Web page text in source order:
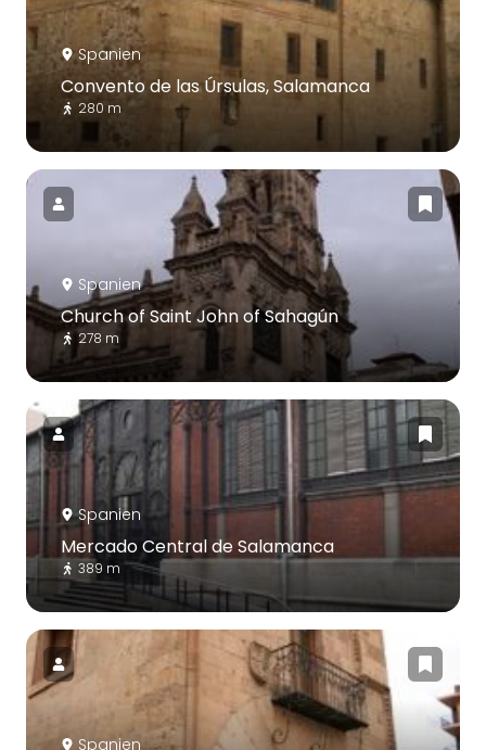
Spanien
Convento de las Úrsulas, Salamanca
280 m
Spanien
Church of Saint John of Sahagún
278 m
Spanien
Mercado Central de Salamanca
389 m
Spanien